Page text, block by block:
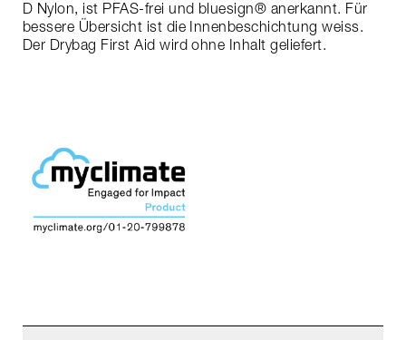
D Nylon, ist PFAS-frei und bluesign® anerkannt. Für
bessere Übersicht ist die Innenbeschichtung weiss.
Der Drybag First Aid wird ohne Inhalt geliefert.